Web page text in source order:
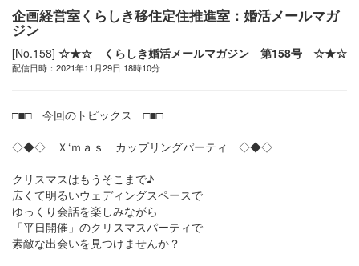
企画経営室くらしき移住定住推進室：婚活メールマガ
ジン
[No.158] ☆★☆ くらしき婚活メールマガジン 第158号 ☆★☆
配信日時：2021年11月29日 18時10分
□■□ 今回のトピックス □■□
◇◆◇ Ｘ‘ｍａｓ カップリングパーティ ◇◆◇
クリスマスはもうそこまで♪
広くて明るいウェディングスペースで
ゆっくり会話を楽しみながら
「平日開催」のクリスマスパーティで
素敵な出会いを見つけませんか？